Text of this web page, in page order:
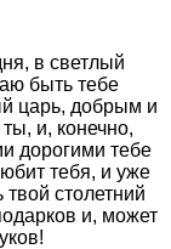
в светлый
быть тебе
царь, добрым и
и, конечно,
дорогими тебе
тебя, и уже
столетний
и, может